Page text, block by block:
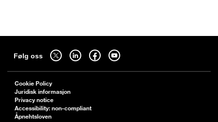
Følg oss
Følg oss på twitter - åpnes i en ny fane
Følg oss på linkedin - åpnes i en ny fane
Følg oss på facebook - åpnes i en ny fane
Følg oss på youtube - åpnes i en ny fane
Cookie Policy
Juridisk informasjon
Privacy notice
Accessibility: non-compliant
Åpnehtsloven